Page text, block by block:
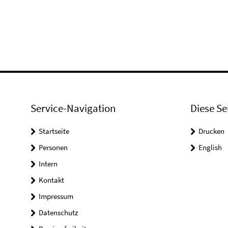
Service-Navigation
Startseite
Personen
Intern
Kontakt
Impressum
Datenschutz
Diese
Drucken
English